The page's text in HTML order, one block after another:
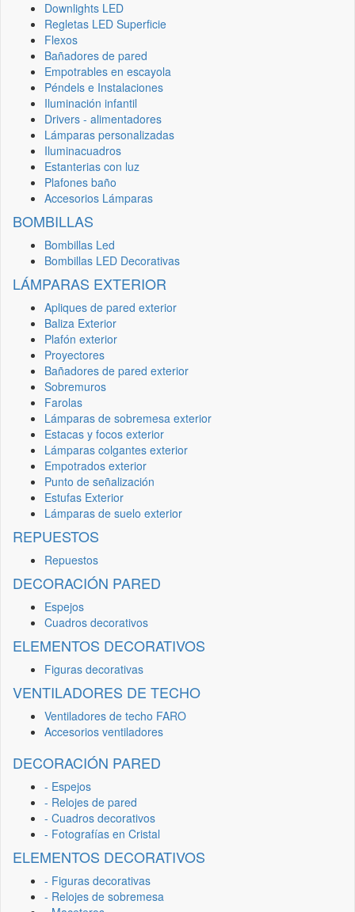
Downlights LED
Regletas LED Superficie
Flexos
Bañadores de pared
Empotrables en escayola
Péndels e Instalaciones
Iluminación infantil
Drivers - alimentadores
Lámparas personalizadas
Iluminacuadros
Estanterias con luz
Plafones baño
Accesorios Lámparas
BOMBILLAS
Bombillas Led
Bombillas LED Decorativas
LÁMPARAS EXTERIOR
Apliques de pared exterior
Baliza Exterior
Plafón exterior
Proyectores
Bañadores de pared exterior
Sobremuros
Farolas
Lámparas de sobremesa exterior
Estacas y focos exterior
Lámparas colgantes exterior
Empotrados exterior
Punto de señalización
Estufas Exterior
Lámparas de suelo exterior
REPUESTOS
Repuestos
DECORACIÓN PARED
Espejos
Cuadros decorativos
ELEMENTOS DECORATIVOS
Figuras decorativas
VENTILADORES DE TECHO
Ventiladores de techo FARO
Accesorios ventiladores
DECORACIÓN PARED
- Espejos
- Relojes de pared
- Cuadros decorativos
- Fotografías en Cristal
ELEMENTOS DECORATIVOS
- Figuras decorativas
- Relojes de sobremesa